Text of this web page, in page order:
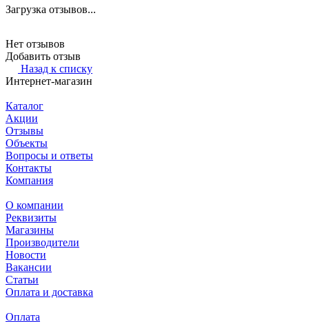
Загрузка отзывов...
Нет отзывов
Добавить отзыв
Назад к списку
Интернет-магазин
Каталог
Акции
Отзывы
Объекты
Вопросы и ответы
Контакты
Компания
О компании
Реквизиты
Магазины
Производители
Новости
Вакансии
Статьи
Оплата и доставка
Оплата